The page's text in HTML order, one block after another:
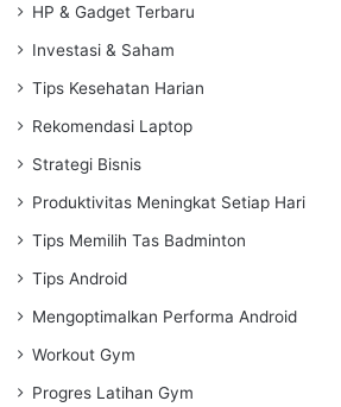
HP & Gadget Terbaru
Investasi & Saham
Tips Kesehatan Harian
Rekomendasi Laptop
Strategi Bisnis
Produktivitas Meningkat Setiap Hari
Tips Memilih Tas Badminton
Tips Android
Mengoptimalkan Performa Android
Workout Gym
Progres Latihan Gym